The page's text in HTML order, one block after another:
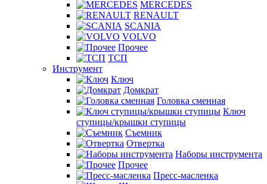
MERCEDES
RENAULT
SCANIA
VOLVO
Прочее
ТСП
Инструмент
Ключ
Домкрат
Головка сменная
Ключ
ступицы/крышки ступицы
Съемник
Отвертка
Наборы инструмента
Прочее
Пресс-масленка